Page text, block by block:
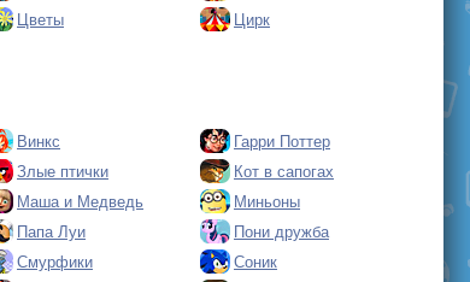
Цветы
Цирк
Винкс
Гарри Поттер
Злые птички
Кот в сапогах
Маша и Медведь
Миньоны
Папа Луи
Пони дружба
Смурфики
Соник